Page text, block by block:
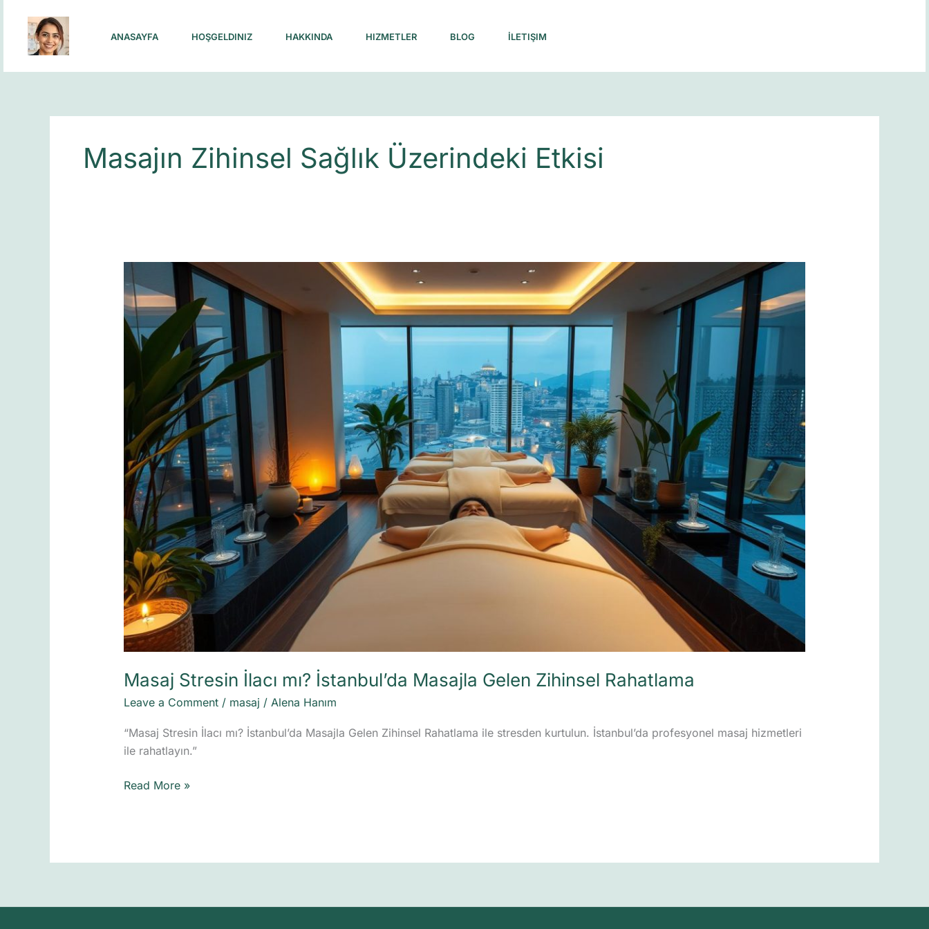
content
ANASAYFA HOŞGELDINIZ HAKKINDA HIZMETLER BLOG İLETIŞIM
Masajın Zihinsel Sağlık Üzerindeki Etkisi
Masaj Stresin İlacı mı? İstanbul’da Masajla Gelen Zihinsel Rahatlama
Leave a Comment / masaj / Alena Hanım
“Masaj Stresin İlacı mı? İstanbul’da Masajla Gelen Zihinsel Rahatlama ile stresden kurtulun. İstanbul’da profesyonel masaj hizmetleri
ile rahatlayın.”
Masaj
Stresin
İlacı
mı?
İstanbul’da
Rahatlama
Read More »